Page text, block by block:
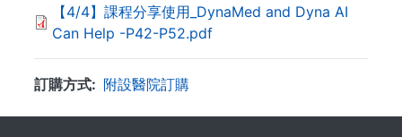
【4/4】課程分享使用_DynaMed and Dyna AI
Can Help -P42-P52.pdf
訂購方式
附設醫院訂購